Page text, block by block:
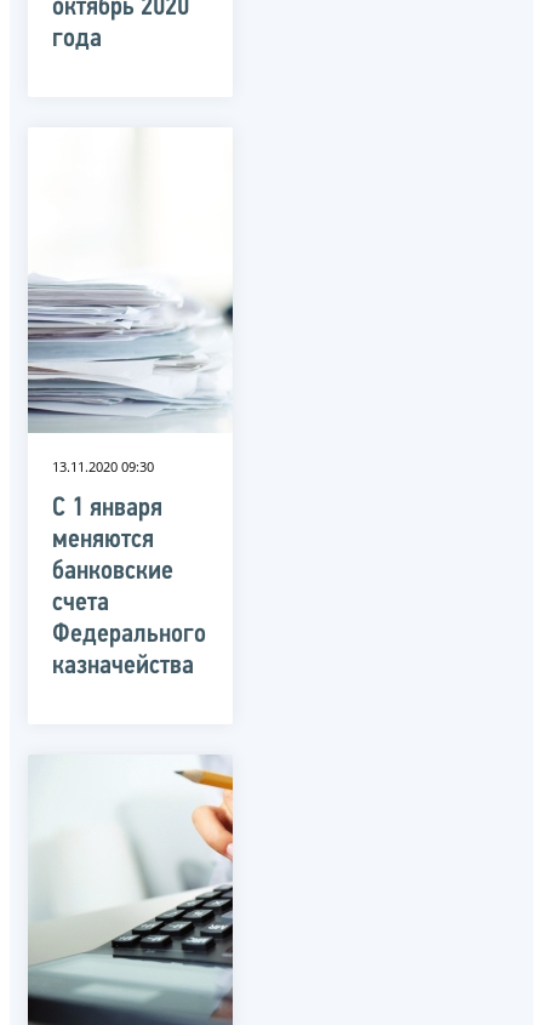
октябрь 2020
года
13.11.2020 09:30
С 1 января
меняются
банковские
счета
Федерального
казначейства